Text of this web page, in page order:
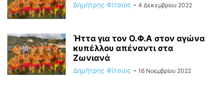
Δημήτρης Φίτσιος - 4 Δεκεμβρίου 2022
Ήττα για τον Ο.Φ.Α στον αγώνα
κυπέλλου απέναντι στα
Ζωνιανά
Δημήτρης Φίτσιος - 16 Νοεμβρίου 2022